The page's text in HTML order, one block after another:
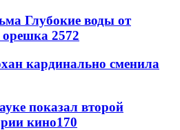
Глубокие воды от
орешка 2572
кардинально сменила
показал второй
кино170